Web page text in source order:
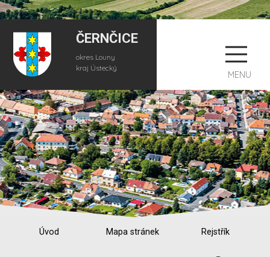
ČERNČICE
okres Louny
kraj Ústecký
MENU
Úvod Mapa stránek Rejstřík